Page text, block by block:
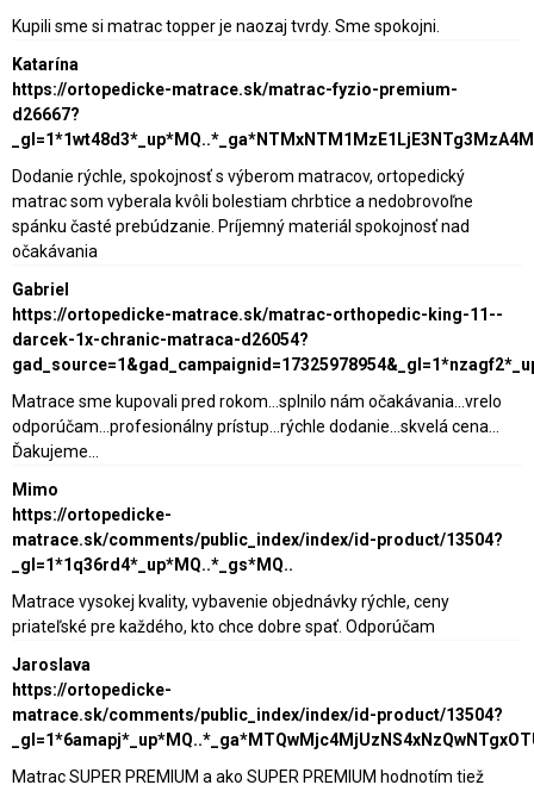
Kupili sme si matrac topper je naozaj tvrdy. Sme spokojni.
Katarína
https://ortopedicke-matrace.sk/matrac-fyzio-premium-
d26667?
Dodanie rýchle, spokojnosť s výberom matracov, ortopedický
matrac som vyberala kvôli bolestiam chrbtice a nedobrovoľne
spánku časté prebúdzanie. Príjemný materiál spokojnosť nad
očakávania
Gabriel
https://ortopedicke-matrace.sk/matrac-orthopedic-king-11--
darcek-1x-chranic-matraca-d26054?
Matrace sme kupovali pred rokom...splnilo nám očakávania...vrelo
odporúčam...profesionálny prístup...rýchle dodanie...skvelá cena...
Ďakujeme...
Mimo
https://ortopedicke-
matrace.sk/comments/public_index/index/id-product/13504?
_gl=1*1q36rd4*_up*MQ..*_gs*MQ..
Matrace vysokej kvality, vybavenie objednávky rýchle, ceny
priateľské pre každého, kto chce dobre spať. Odporúčam
Jaroslava
https://ortopedicke-
matrace.sk/comments/public_index/index/id-product/13504?
Matrac SUPER PREMIUM a ako SUPER PREMIUM hodnotím tiež